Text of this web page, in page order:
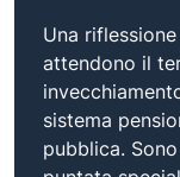
Una
attendono il
sistema
pubblica.